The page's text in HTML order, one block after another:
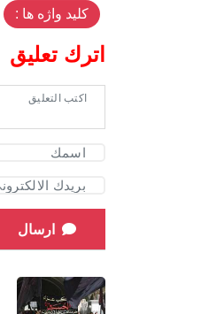
کلید واژه ها :
اترك تعليق
ارسال